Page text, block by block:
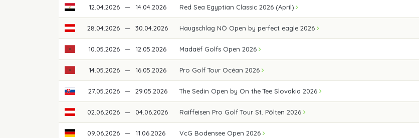
12.04.2026 — 14.04.2026 Red Sea Egyptian Classic 2026 (April)
28.04.2026 — 30.04.2026 Haugschlag NÖ Open by perfect eagle 2026
10.05.2026 — 12.05.2026 Madaëf Golfs Open 2026
14.05.2026 — 16.05.2026 Pro Golf Tour Océan 2026
27.05.2026 — 29.05.2026 The Sedin Open by On the Tee Slovakia 2026
02.06.2026 — 04.06.2026 Raiffeisen Pro Golf Tour St. Pölten 2026
09.06.2026 — 11.06.2026 VcG Bodensee Open 2026